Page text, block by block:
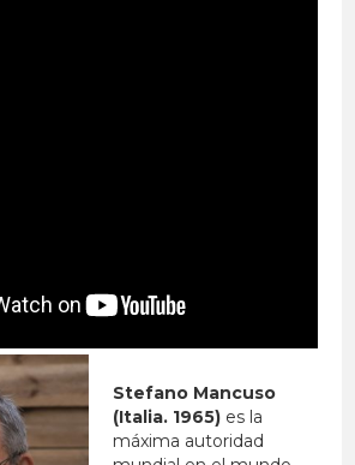
Stefano Mancuso
(Italia. 1965) es la
máxima autoridad